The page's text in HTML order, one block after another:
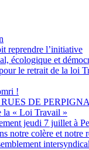
reprendre l’initiative
écologique et
le retrait de la loi
!
DE
la « Loi Travail »
jeudi 7 juillet à
notre colère et notre